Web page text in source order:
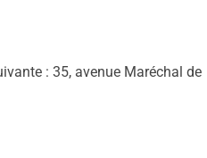
: 35, avenue Maréchal de